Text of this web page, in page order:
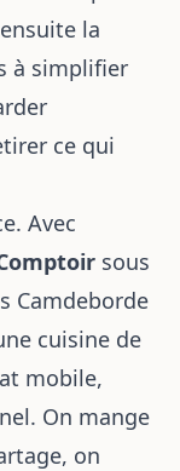
la
à simplifier
ce qui
Avec
sous
Camdeborde
cuisine de
mobile,
On mange
on